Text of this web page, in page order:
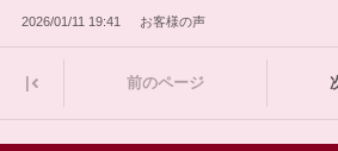
2026/01/11 19:41 お客様の声
| 前のページ